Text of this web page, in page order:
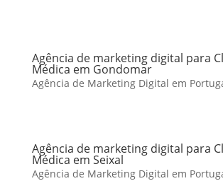
Agência de marketing digital para
Médica em Gondomar
Agência de Marketing Digital em
Agência de marketing digital para
Médica em Seixal
Agência de Marketing Digital em